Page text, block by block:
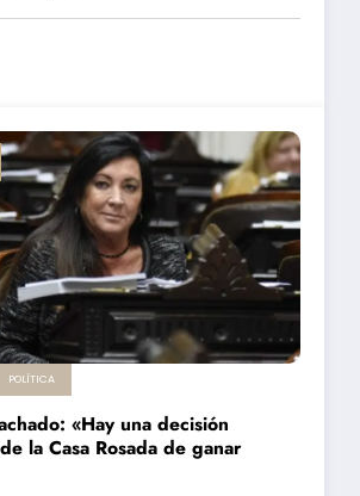
POLÍTICA
«Hay una decisión
la Casa Rosada de ganar